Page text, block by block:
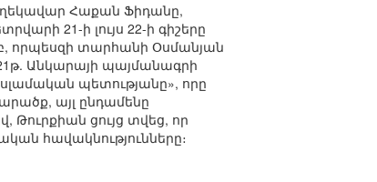
ղեկավար Հաքան Ֆիդանը,
21-ի լույս 22-ի գիշերը
որպեսզի տարհանի Օսմանյան
Անկարայի պայմանագրի
պետությանը», որը
այլ ընդամենը
Թուրքիան ցույց տվեց, որ
հավակնությունները։